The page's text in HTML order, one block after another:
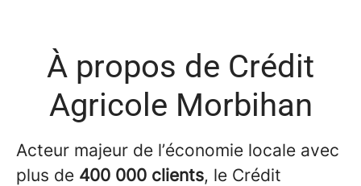
À propos de Crédit
Agricole Morbihan
Acteur majeur de l’économie locale avec
plus de 400 000 clients, le Crédit